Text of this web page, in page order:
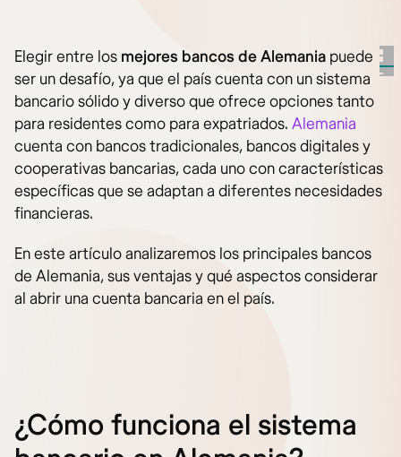
Elegir entre los mejores bancos de Alemania puede
ser un desafío, ya que el país cuenta con un sistema
bancario sólido y diverso que ofrece opciones tanto
para residentes como para expatriados. Alemania
cuenta con bancos tradicionales, bancos digitales y
cooperativas bancarias, cada uno con características
específicas que se adaptan a diferentes necesidades
financieras.
En este artículo analizaremos los principales bancos
de Alemania, sus ventajas y qué aspectos considerar
al abrir una cuenta bancaria en el país.
¿Cómo funciona el sistema